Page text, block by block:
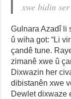
xwe bidin
Gulnara Azadî li
û wiha got: “Li
çandê tune.
zimanê xwe û
Dixwazin her
dibistanên xwe
Dewlet dixwaze